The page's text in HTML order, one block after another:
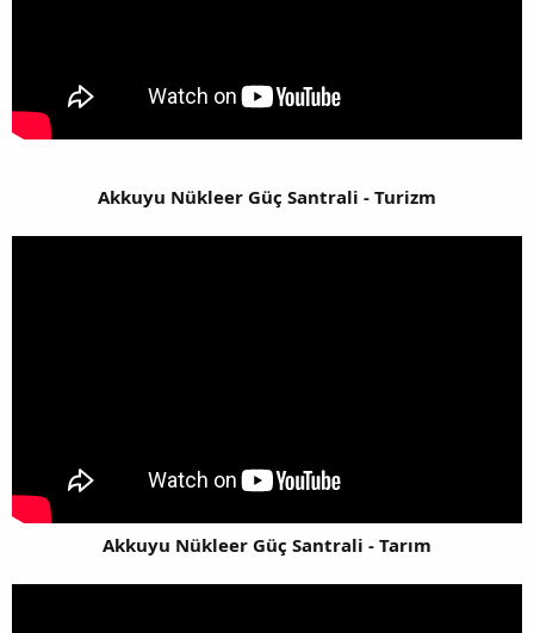
Akkuyu Nükleer Güç Santrali - Turizm
Akkuyu Nükleer Güç Santrali - Tarım